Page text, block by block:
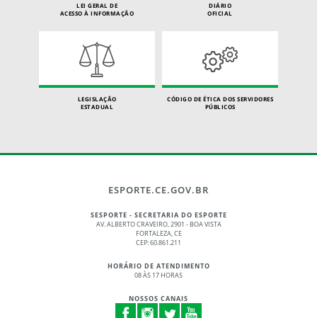
LEI GERAL DE
ACESSO À INFORMAÇÃO
DIÁRIO
OFICIAL
LEGISLAÇÃO
ESTADUAL
CÓDIGO DE ÉTICA DOS SERVIDORES
PÚBLICOS
ESPORTE.CE.GOV.BR
SESPORTE - SECRETARIA DO ESPORTE
AV. ALBERTO CRAVEIRO, 2901 - BOA VISTA
FORTALEZA, CE
CEP: 60.861.211
HORÁRIO DE ATENDIMENTO
08 ÀS 17 HORAS
NOSSOS CANAIS